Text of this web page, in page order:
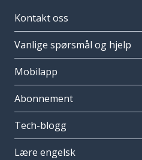
Kontakt oss
Vanlige spørsmål og hjelp
Mobilapp
Abonnement
Tech-blogg
Lære engelsk